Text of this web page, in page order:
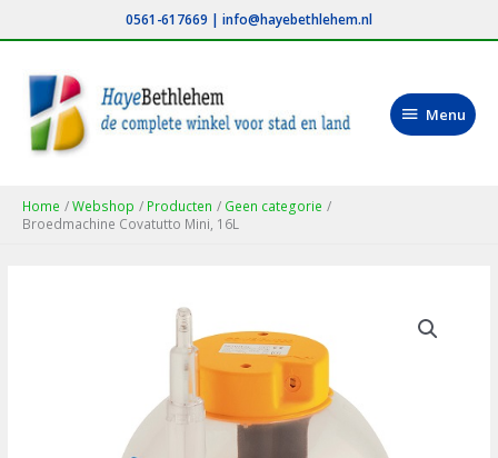
naar
inhoud
0561-617669 | info@hayebethlehem.nl
Menu
Menu
Home Webshop Producten
Geen categorie
Broedmachine Covatutto Mini, 16L